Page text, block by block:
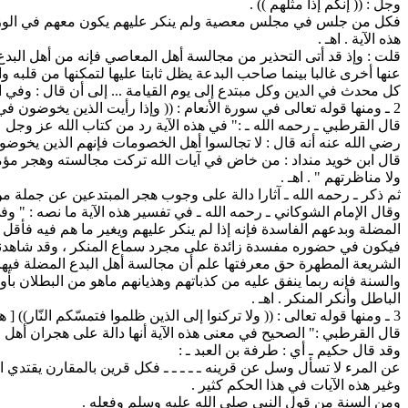
وجل : (( إنكم إذا مثلهم )) .
فكل من جلس في مجلس معصية ولم ينكر عليهم يكون معهم في الوزر
هذه الآية . اهـ .
قلت : وإذ قد أتى التحذير من مجالسة أهل المعاصي فإنه من أهل
عنها أخرى غالبا بينما صاحب البدعة يظل ثابتا عليها لتمكنها من
كل محدث في الدين وكل مبتدع إلى يوم القيامة ... إلى أن قال : وفي
2 ـ ومنها قوله تعالى في سورة الأنعام : (( وإذا رأيت الذين يخوضون في آياتنا فأعرض عنهم حتى يخوضوا في حديث غيره وإما ينسينّك الشيطان فلا تقعد بعد الذكرى مع القوم الظالمين )) [ الأنعام : 68 ] .
قال القرطبي ـ رحمه الله ـ :" في هذه الآية رد من كتاب الله عز
رضي الله عنه أنه قال : لا تجالسوا أهل الخصومات فإنهم الذين
قال ابن خويد منداد : من خاض في آيات الله تركت مجالسته وهجر
ولا مناظرتهم " . اهـ .
ثم ذكر ـ رحمه الله ـ آثارا دالة على وجوب هجر المبتدعين عن
وقال الإمام الشوكاني ـ رحمه الله ـ في تفسير هذه الآية ما نصه : "
المضلة وبدعهم الفاسدة فإنه إذا لم ينكر عليهم ويغير ما هم فيه
فيكون في حضوره مفسدة زائدة على مجرد سماع المنكر ، وقد
الشريعة المطهرة حق معرفتها علم أن مجالسة أهل البدع
والسنة فإنه ربما ينفق عليه من كذباتهم وهذيانهم ماهو من
الباطل وأنكر المنكر . اهـ .
3 ـ ومنها قوله تعالى : (( ولا تركنوا إلى الذين ظلموا فتمسّكم النّار)) [ هود : من الآية 113 ] .
قال القرطبي :" الصحيح في معنى هذه الآية أنها دالة على هجران
وقد قال حكيم ـ أي : طرفة بن العبد ـ :
عن المرء لا تسأل وسل عن قرينه ـ ـ ـ ـ ـ فكل قرين بالمقارن يقتدي
وغير هذه الآيات في هذا الحكم كثير .
ومن السنة من قول النبي صلى الله عليه وسلم وفعله .